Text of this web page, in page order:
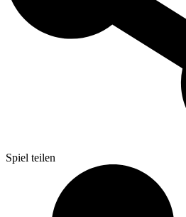
Spiel teilen